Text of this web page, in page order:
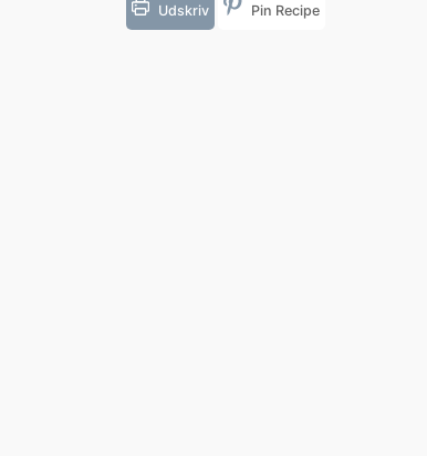
Udskriv Pin Recipe